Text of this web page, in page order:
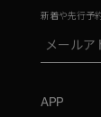
新着や先行予
APP